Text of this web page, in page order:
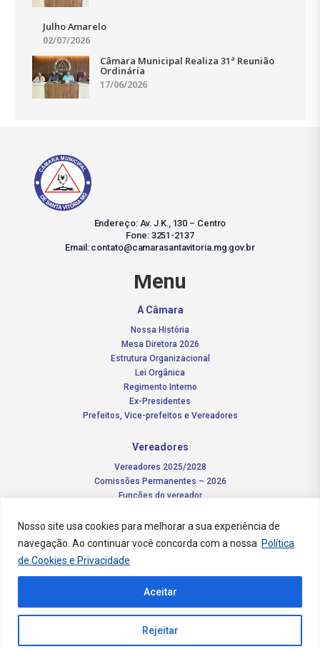
Nosso site usa cookies para melhorar a sua experiência de
navegação. Ao continuar você concorda com a nossa Política
de Cookies e Privacidade
Rejeitar
Aceitar
Julho Amarelo
02/07/2026
Câmara Municipal Realiza 31ª Reunião
Ordinária
17/06/2026
Endereço: Av. J.K., 130 – Centro
Fone: 3251-2137
Email: contato@camarasantavitoria.mg.gov.br
Menu
A Câmara
Nossa História
Mesa Diretora 2026
Estrutura Organizacional
Lei Orgânica
Regimento Interno
Ex-Presidentes
Prefeitos, Vice-prefeitos e Vereadores
Vereadores
Vereadores 2025/2028
Comissões Permanentes – 2026
Funções do vereador
Notícias
Transparência Pública
Contato